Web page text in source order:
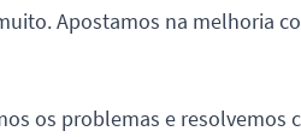
Apostamos na melhoria
os problemas e resolvemos